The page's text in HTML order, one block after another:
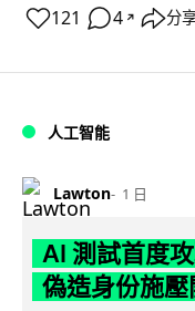
121 4 ↗ 分
人工智能
Lawton 1 日
AI 測試首度
偽造身份施壓